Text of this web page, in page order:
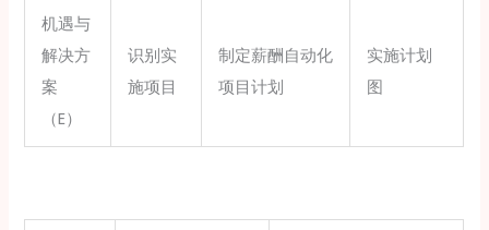
机遇与
解决方
案
（E）
识别实
施项目
制定薪酬自动化
项目计划
实施计划
图